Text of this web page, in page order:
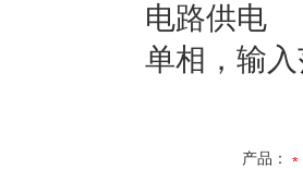
电路供电
单相，输入
产品：